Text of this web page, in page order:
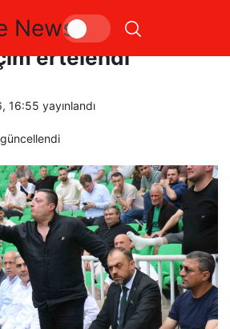
News
kongresinde
ertelendi
16:55 yayınlandı
güncellendi